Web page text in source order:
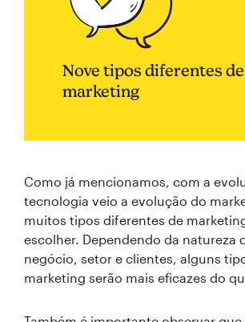
Nove tipos diferentes de
marketing
Como já mencionamos, com a
tecnologia veio a evolução do
muitos tipos diferentes de
escolher. Dependendo da natureza
negócio, setor e clientes, alguns
marketing serão mais eficazes do